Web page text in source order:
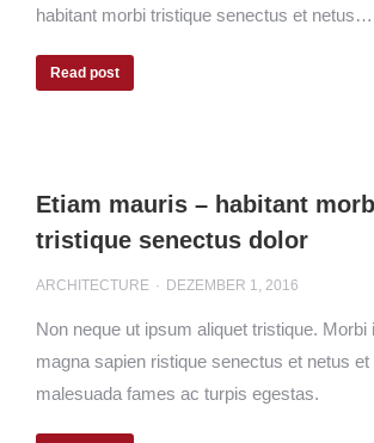
habitant morbi tristique senectus et netus…
Read post
Etiam mauris – habitant
tristique senectus dolor
ARCHITECTURE DEZEMBER 1, 2016
Non neque ut ipsum aliquet tristique. Morbi
magna sapien ristique senectus et netus et
malesuada fames ac turpis egestas.